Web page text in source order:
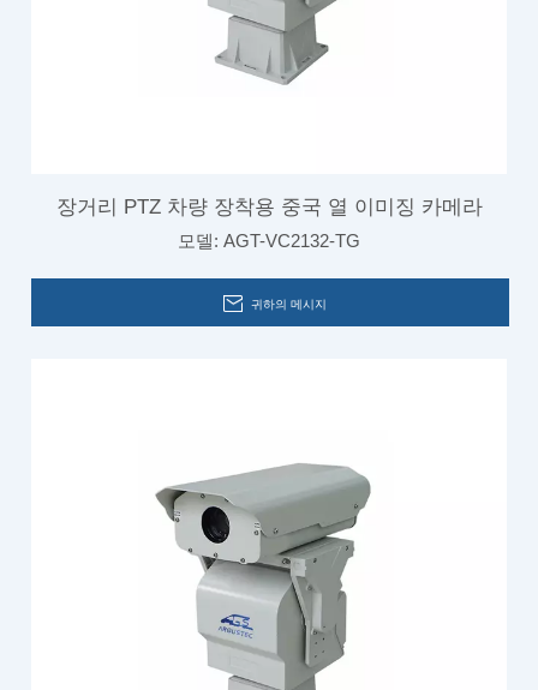
장거리 PTZ 차량 장착용 중국 열 이미징 카메라
모델: AGT-VC2132-TG
귀하의 메시지